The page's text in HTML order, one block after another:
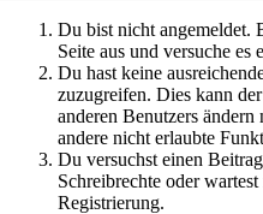
Du bist nicht angemeldet.
Seite aus und versuche es
Du hast keine
zuzugreifen. Dies kann
anderen Benutzers
andere nicht erlaubte
Du versuchst einen
Schreibrechte oder
Registrierung.